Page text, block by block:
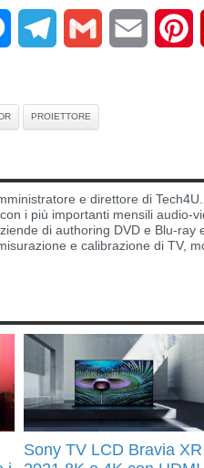
MessengerTelegramGmail Email
PROIETTORE
e direttore di
i più importanti mensili audio-
di authoring DVD e Blu-ray
e calibrazione di TV,
Sony TV LCD Bravia XR